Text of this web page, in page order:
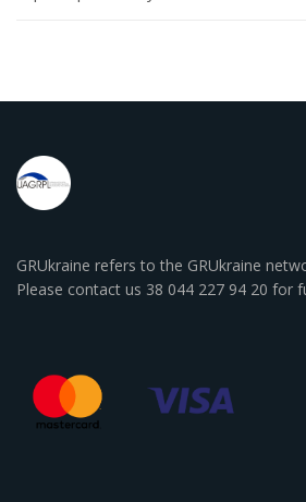
GRUkraine refers to the GRUkraine
Please contact us 38 044 227 94 20 for